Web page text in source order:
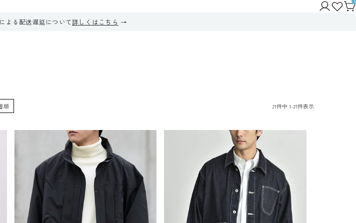
よる配送遅延について詳しくはこちら
順 21件中 1-21件表示